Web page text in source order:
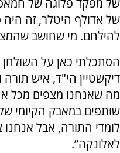
של מפקד פלוגה של
של אדולף היטלר, זה היה
להילחם. מי שחושב
הסתכלתי כאן על השולחן
דיקשטיין הי"ד, איש
מה שאנחנו מצפים מכל
שותפים במאבק הקיומי
לומדי התורה, אבל
לאלונקה”.